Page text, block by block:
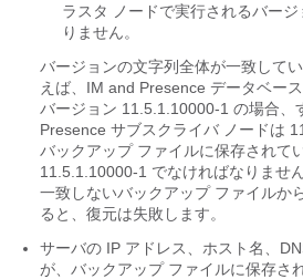
ラスタ ノードで実行されるバー
りません。
バージョンの文字列全体が一致して
えば、IM and Presence データベー
バージョン 11.5.1.10000-1 の場合、
Presence サブスクライバ ノードは
バックアップ ファイルに保存されて
11.5.1.10000-1 でなければなりませ
一致しないバックアップ ファイルか
ると、復元は失敗します。
サーバの IP アドレス、ホスト名、
が、バックアップ ファイルに保存さ